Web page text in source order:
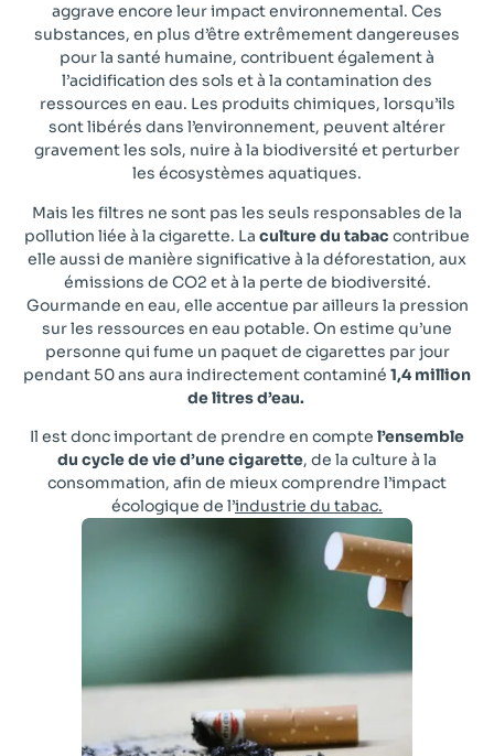
aggrave encore leur impact environnemental. Ces
substances, en plus d’être extrêmement dangereuses
pour la santé humaine, contribuent également à
l’acidification des sols et à la contamination des
ressources en eau. Les produits chimiques, lorsqu’ils
sont libérés dans l’environnement, peuvent altérer
gravement les sols, nuire à la biodiversité et perturber
les écosystèmes aquatiques.
Mais les filtres ne sont pas les seuls responsables de la
pollution liée à la cigarette. La culture du tabac contribue
elle aussi de manière significative à la déforestation, aux
émissions de CO2 et à la perte de biodiversité.
Gourmande en eau, elle accentue par ailleurs la pression
sur les ressources en eau potable. On estime qu’une
personne qui fume un paquet de cigarettes par jour
pendant 50 ans aura indirectement contaminé 1,4 million
de litres d’eau.
Il est donc important de prendre en compte l’ensemble
du cycle de vie d’une cigarette, de la culture à la
consommation, afin de mieux comprendre l’impact
écologique de l’industrie du tabac.